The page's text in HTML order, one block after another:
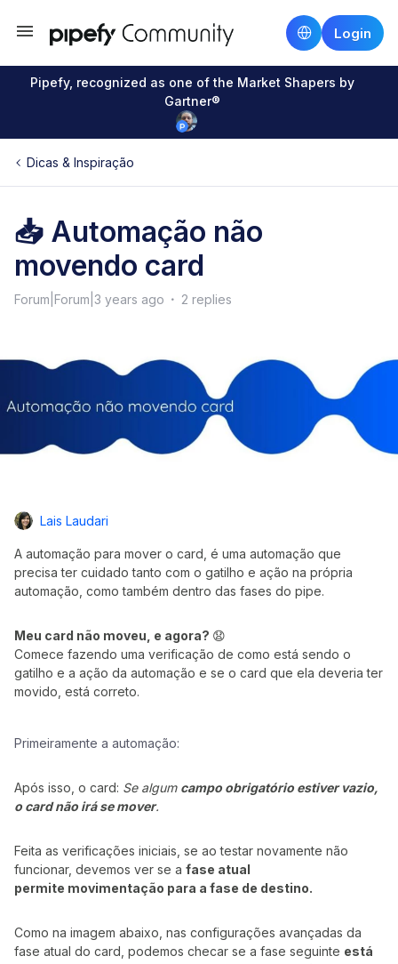
Login
Pipefy, recognized as one of the Market Shapers by
Gartner®
Dicas & Inspiração
📥 Automação não
movendo card
Forum|Forum|3 years ago 2 replies
Lais Laudari
A automação para mover o card, é uma automação que
precisa ter cuidado tanto com o gatilho e ação na própria
automação, como também dentro das fases do pipe.
Meu card não moveu, e agora? 😧
Comece fazendo uma verificação de como está sendo o
gatilho e a ação da automação e se o card que ela deveria ter
movido, está correto.
Primeiramente a automação:
Após isso, o card: Se algum campo obrigatório estiver vazio,
o card não irá se mover.
Feita as verificações iniciais, se ao testar novamente não
funcionar, devemos ver se a fase atual
permite movimentação para a fase de destino.
Como na imagem abaixo, nas configurações avançadas da
fase atual do card, podemos checar se a fase seguinte está